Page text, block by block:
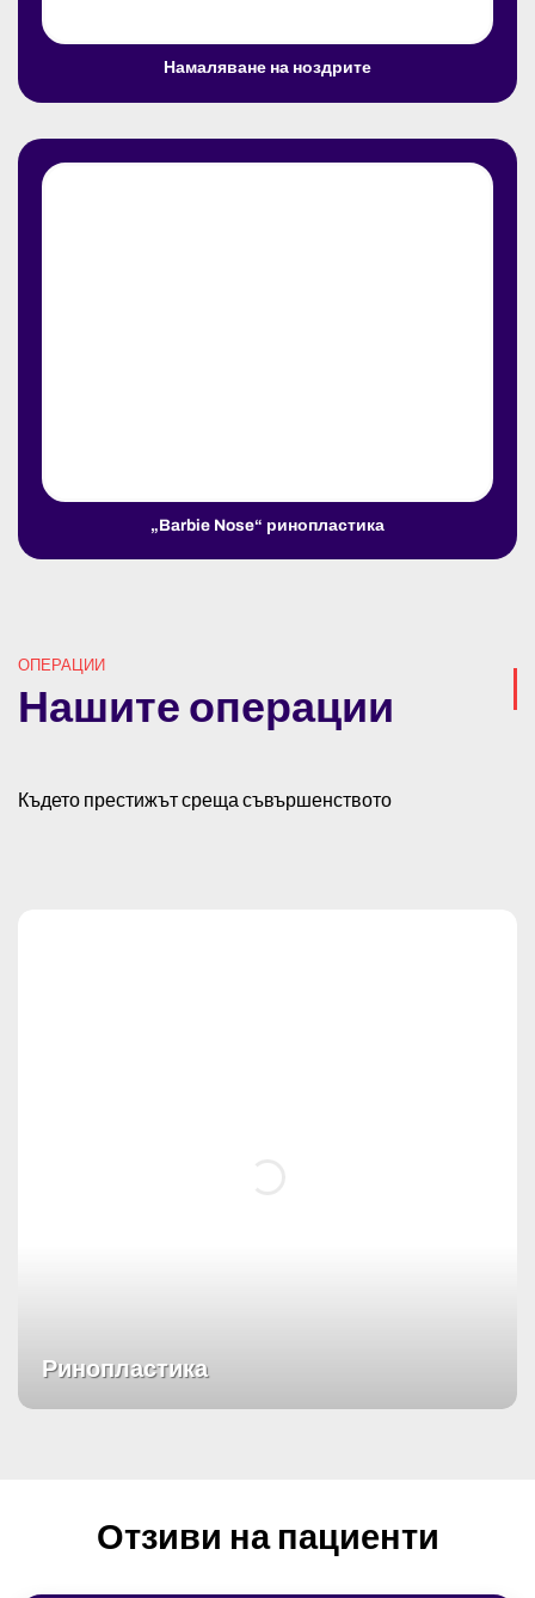
Намаляване на ноздрите
„Barbie Nose“ ринопластика
ОПЕРАЦИИ
Нашите операции
Където престижът среща съвършенството
Ринопластика
Отзиви на пациенти